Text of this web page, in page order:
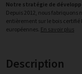
Notre stratégie de
Depuis 2012, nous
entièrement sur le bois certifié
européennes. En savoir plus
Description